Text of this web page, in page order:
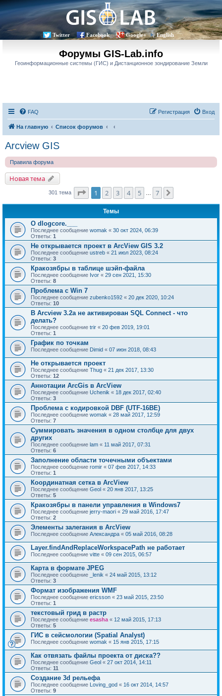
Twitter Facebook Google+ English
Форумы GIS-Lab.info
Геоинформационные системы (ГИС) и Дистанционное зондирование Земли
FAQ Вход
Регистрация
На главную Список форумов
Arcview GIS
Правила форума
Новая тема
301 тема Страница1 из
1 2 3 4 5 7
Темы
О dlogcore.___
Последнее сообщение womak « 30 окт 2024, 06:39
Ответы: 1
Не открывается проект в ArcView GIS 3.2
Последнее сообщение ustreb « 21 июл 2023, 08:24
Ответы: 3
Кракозябры в таблице шэйп-файла
Последнее сообщение Ivor « 29 сен 2021, 15:30
Ответы: 8
Проблема с Win 7
Последнее сообщение zubenko1592 « 20 дек 2020, 10:24
Ответы: 10
В Arcview 3.2a не активирован SQL Connect - что
делать?
Последнее сообщение trir « 20 фев 2019, 19:01
Ответы: 1
График по точкам
Последнее сообщение Dimid « 07 июн 2018, 08:43
Не открывается проект
Последнее сообщение Thug « 21 дек 2017, 13:30
Ответы: 12
Аннотации ArcGis в ArcView
Последнее сообщение Uchenik « 18 дек 2017, 02:40
Ответы: 3
Проблема с кодировкой DBF (UTF-16BE)
Последнее сообщение womak « 28 май 2017, 12:59
Ответы: 7
Суммировать значения в одном столбце для двух
других
Последнее сообщение lam « 11 май 2017, 07:31
Ответы: 6
Заполнение области точечными объектами
Последнее сообщение romir « 07 фев 2017, 14:33
Ответы: 1
Координатная сетка в ArcView
Последнее сообщение Geol « 20 янв 2017, 13:25
Ответы: 5
Кракозябры в панели управления в Windows7
Последнее сообщение jerry-maori « 29 май 2016, 17:47
Ответы: 2
Элементы залегания в ArcView
Последнее сообщение Александра « 05 май 2016, 08:28
Layer.findAndReplaceWorkspacePath не работает
Последнее сообщение vitte « 09 сен 2015, 06:57
Карта в формате JPEG
Последнее сообщение _lenik « 24 май 2015, 13:12
Ответы: 3
Формат изображения WMF
Последнее сообщение ericsson « 23 май 2015, 23:50
Ответы: 1
текстовый грид в растр
Последнее сообщение esasha « 12 май 2015, 17:13
Ответы: 5
ГИС в сейсмологии (Spatial Analyst)
Последнее сообщение womak « 15 янв 2015, 17:15
Как отвязать файлы проекта от диска??
Последнее сообщение Geol « 27 окт 2014, 14:11
Ответы: 11
Создание 3d рельефа
Последнее сообщение Loving_god « 16 окт 2014, 14:57
Ответы: 9